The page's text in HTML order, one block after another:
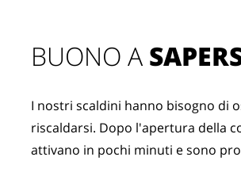
BUONO A
I nostri scaldini hanno bisogno di
riscaldarsi. Dopo l'apertura della
attivano in pochi minuti e sono